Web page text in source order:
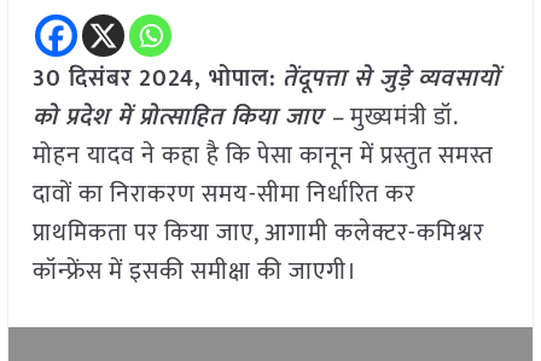
30 दिसंबर 2024, भोपाल: तेंदूपत्ता से जुड़े व्यवसायों
को प्रदेश में प्रोत्साहित किया जाए –मुख्यमंत्री डॉ.
मोहन यादव ने कहा है कि पेसा कानून में प्रस्तुत समस्त
दावों का निराकरण समय-सीमा निर्धारित कर
प्राथमिकता पर किया जाए, आगामी कलेक्टर-कमिश्नर
कॉन्फ्रेंस में इसकी समीक्षा की जाएगी।